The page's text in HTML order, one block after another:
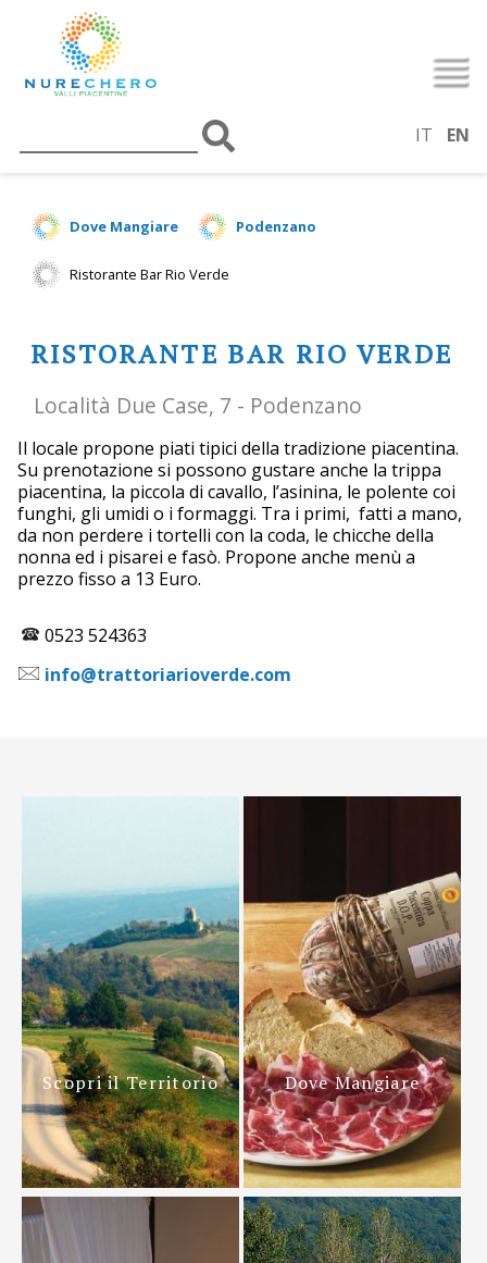
IT EN
Dove Mangiare Podenzano
Ristorante Bar Rio Verde
RISTORANTE BAR RIO VERDE
Località Due Case, 7 - Podenzano
Il locale propone piati tipici della tradizione piacentina.
Su prenotazione si possono gustare anche la trippa
piacentina, la piccola di cavallo, l’asinina, le polente coi
funghi, gli umidi o i formaggi. Tra i primi, fatti a mano,
da non perdere i tortelli con la coda, le chicche della
nonna ed i pisarei e fasò. Propone anche menù a
prezzo fisso a 13 Euro.
0523 524363
info@trattoriarioverde.com
Scopri il Territorio Dove Mangiare